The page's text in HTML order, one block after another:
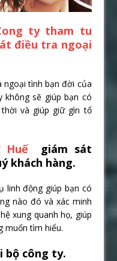
ty tham tu
điều tra ngoại
tình bạn đời của
không sẽ giúp bạn có
và giúp giữ gìn tổ
giám sát
khách hàng.
linh động giúp bạn có
nào đó và xác minh
xung quanh họ, giúp
muốn tìm hiểu.
công ty.